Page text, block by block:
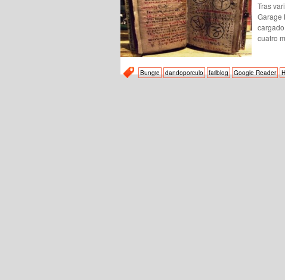
Tras
Garage
cuatro
Bungie dandoporculo failblog Google Reader